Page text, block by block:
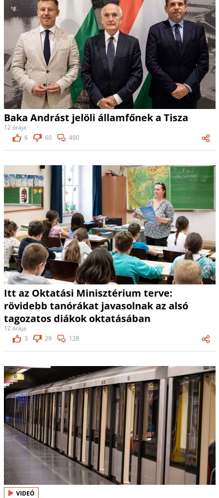
Baka Andrást jelöli államfőnek a Tisza
12 órája
6
60 490
Itt az Oktatási Minisztérium terve:
rövidebb tanórákat javasolnak az alsó
tagozatos diákok oktatásában
12 órája
3
29 128
VIDEÓ